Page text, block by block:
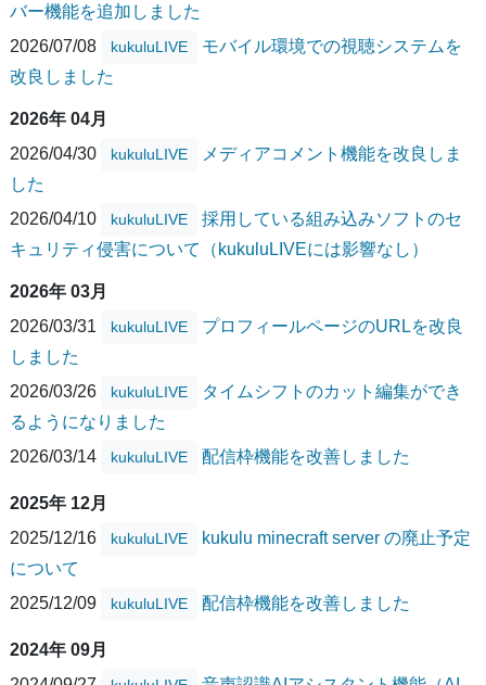
バー機能を追加しました
2026/07/08
kukuluLIVE
モバイル環境での視聴システムを
改良しました
2026年 04月
2026/04/30
kukuluLIVE
メディアコメント機能を改良しま
した
2026/04/10
kukuluLIVE
採用している組み込みソフトのセ
キュリティ侵害について（kukuluLIVEには影響なし）
2026年 03月
2026/03/31
kukuluLIVE
プロフィールページのURLを改良
しました
2026/03/26
kukuluLIVE
タイムシフトのカット編集ができ
るようになりました
2026/03/14
kukuluLIVE 配信枠機能を改善しました
2025年 12月
2025/12/16
kukuluLIVE
kukulu minecraft server の廃止予定
について
2025/12/09
kukuluLIVE 配信枠機能を改善しました
2024年 09月